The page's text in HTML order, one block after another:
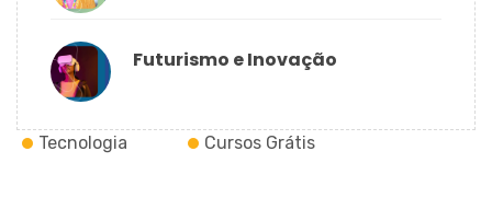
Futurismo e Inovação
Tecnologia Cursos Grátis